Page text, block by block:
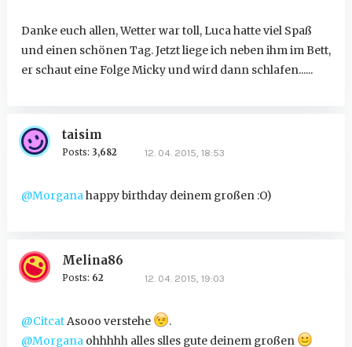
Danke euch allen, Wetter war toll, Luca hatte viel Spaß
und einen schönen Tag. Jetzt liege ich neben ihm im Bett,
er schaut eine Folge Micky und wird dann schlafen......
taisim
Posts: 3,682 12. 04. 2015, 18:53
@Morganahappy birthday deinem großen :O)
Melina86
Posts: 62 12. 04. 2015, 19:03
@CitcatAsooo verstehe
.
@Morganaohhhhh alles slles gute deinem großen